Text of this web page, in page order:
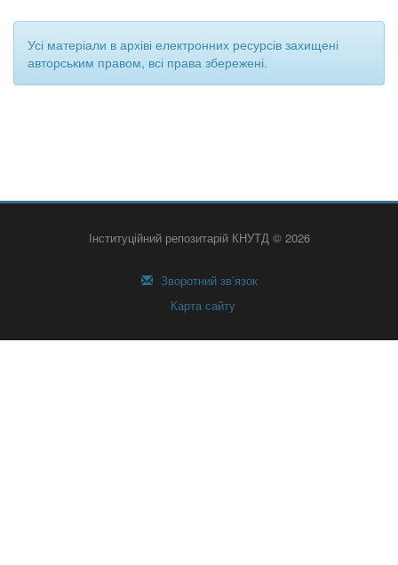
Усі матеріали в архіві електронних ресурсів захищені
авторським правом, всі права збережені.
Інституційний репозитарій КНУТД © 2026
Зворотний зв’язок
Карта сайту